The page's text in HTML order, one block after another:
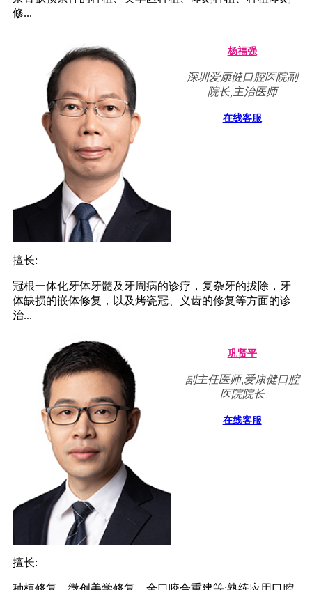
修...
杨福强
深圳爱康健口腔医院副
院长,主治医师
在线客服
擅长:
冠根一体化牙体牙髓及牙周病的诊疗，复杂牙的拔除，牙
体缺损的嵌体修复，以及烤瓷冠、义齿的修复等方面的诊
治...
巩贤平
副主任医师,爱康健口腔
医院院长
在线客服
擅长: